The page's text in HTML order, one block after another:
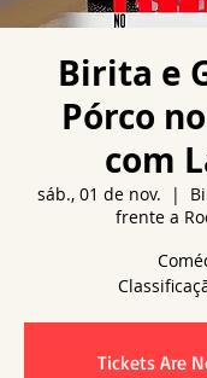
Birita e
Pórco
com
sáb., 01 de nov.
  |
frente a
Tickets Are